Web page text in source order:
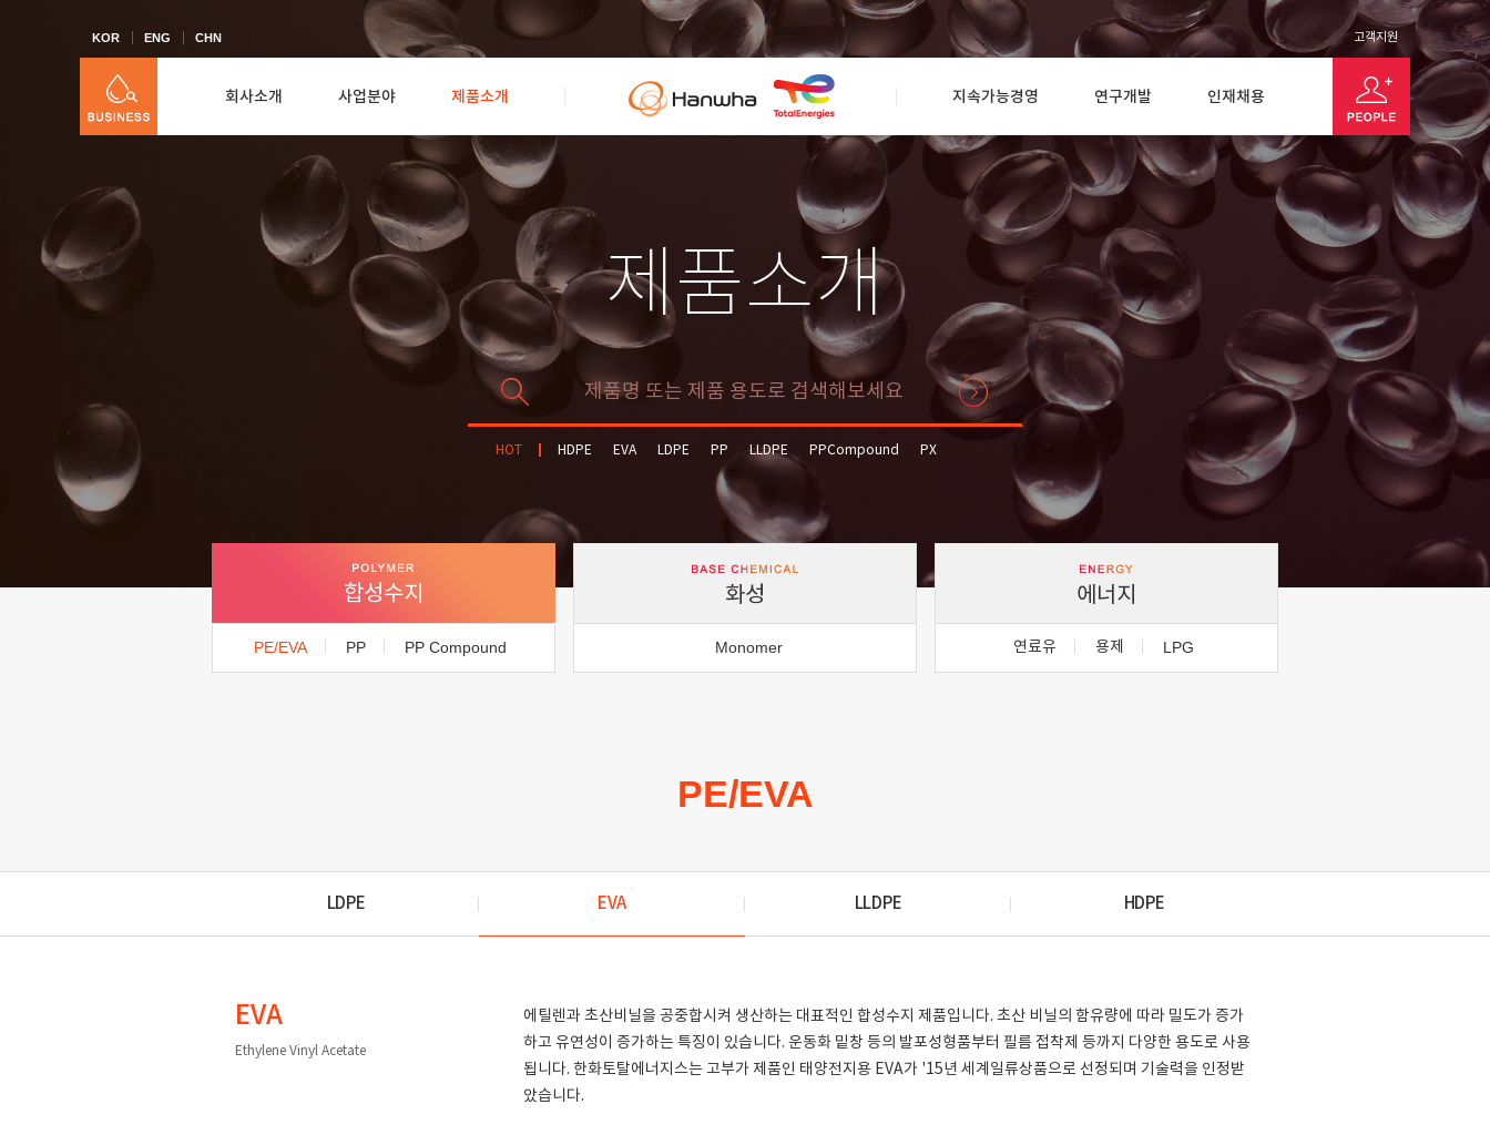
KOR ENG CHN 고객지원
회사소개 사업분야 제품소개 지속가능경영 연구개발 인재채용
제품소개
HOT HDPE EVA LDPE PP LLDPE PPCompound
PX
합성수지
PE/EVA PP PP Compound
화성
Monomer
에너지
연료유 용제 LPG
PE/EVA
LDPE EVA LLDPE HDPE
EVA
Ethylene Vinyl Acetate
에틸렌과 초산비닐을 공중합시켜 생산하는 대표적인 합성수지 제품입니다. 초산 비닐의 함유량에 따라 밀도가 증가
하고 유연성이 증가하는 특징이 있습니다. 운동화 밑창 등의 발포성형품부터 필름 접착제 등까지 다양한 용도로 사용
됩니다. 한화토탈에너지스는 고부가 제품인 태양전지용 EVA가 '15년 세계일류상품으로 선정되며 기술력을 인정받
았습니다.